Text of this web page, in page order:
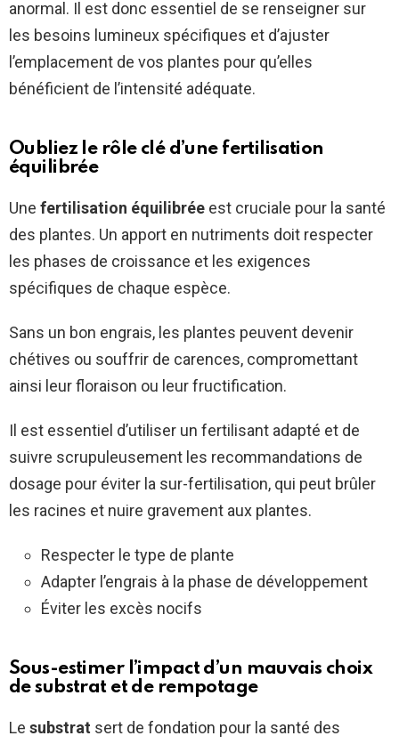
anormal. Il est donc essentiel de se renseigner sur
les besoins lumineux spécifiques et d’ajuster
l’emplacement de vos plantes pour qu’elles
bénéficient de l’intensité adéquate.
Oubliez le rôle clé d’une fertilisation
équilibrée
Une fertilisation équilibrée est cruciale pour la santé
des plantes. Un apport en nutriments doit respecter
les phases de croissance et les exigences
spécifiques de chaque espèce.
Sans un bon engrais, les plantes peuvent devenir
chétives ou souffrir de carences, compromettant
ainsi leur floraison ou leur fructification.
Il est essentiel d’utiliser un fertilisant adapté et de
suivre scrupuleusement les recommandations de
dosage pour éviter la sur-fertilisation, qui peut brûler
les racines et nuire gravement aux plantes.
Respecter le type de plante
Adapter l’engrais à la phase de développement
Éviter les excès nocifs
Sous-estimer l’impact d’un mauvais choix
de substrat et de rempotage
Le substrat sert de fondation pour la santé des